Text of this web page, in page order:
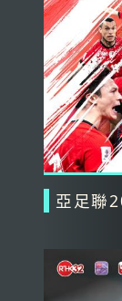
亞足聯